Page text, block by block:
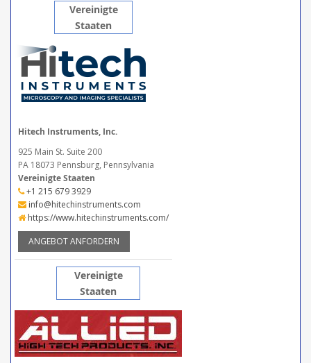
Vereinigte
Staaten
Hitech Instruments, Inc.
925 Main St. Suite 200
PA 18073 Pennsburg, Pennsylvania
Vereinigte Staaten
+1 215 679 3929
info@hitechinstruments.com
https://www.hitechinstruments.com/
ANGEBOT ANFORDERN
Vereinigte
Staaten